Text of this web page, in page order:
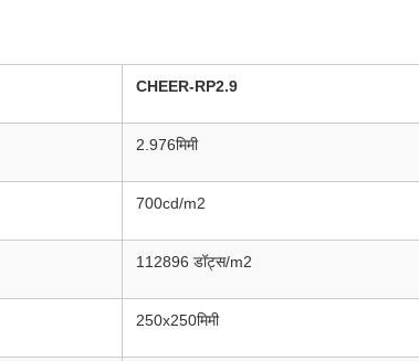
CHEER-RP2.9
2.976मिमी
700cd/m2
112896 डॉट्स/m2
250x250मिमी